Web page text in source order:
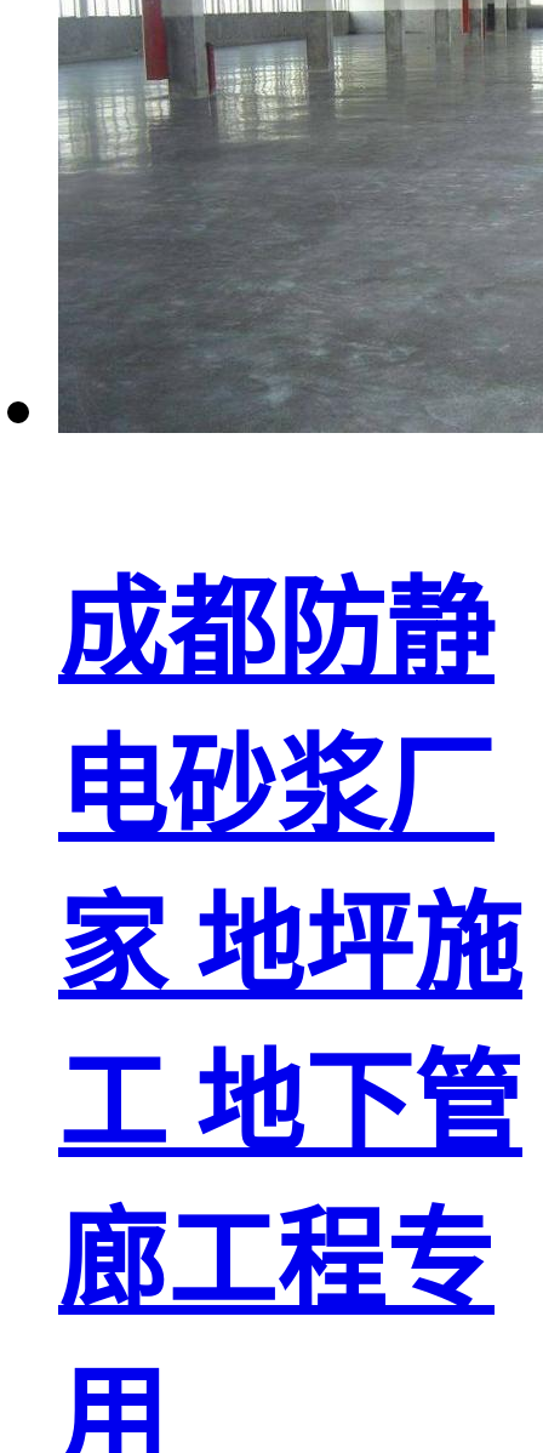
成都防静
电砂浆厂
家 地坪施
工 地下管
廊工程专
用